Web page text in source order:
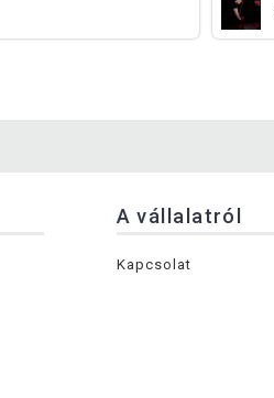
A vállalatról
Kapcsolat